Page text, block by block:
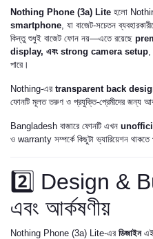
Nothing Phone (3a) Lite হলো
smartphone , যা বাজেট-সচেতন
কিন্তু শুধুই বাজেট ফোন নয়—এতে রয়েছে
display, এবং strong camera setup
পারে।
Nothing-এর transparent back
ফোনটি মূলত তরুণ ও প্রযুক্তি-প্রেমীদের জন্য
Bangladesh বাজারে ফোনটি এখন
ও warranty সম্পর্কে কিছুটা ভ্যারিয়েশন থাকতে
2️⃣ Design &
এবং আর্কষণীয়
Nothing Phone (3a) Lite-এর ডিজাইনএই